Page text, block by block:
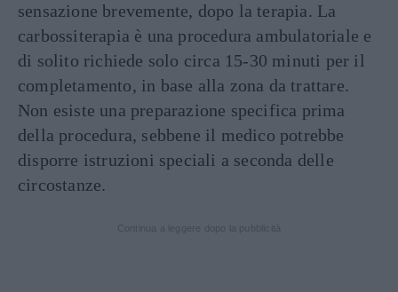
sensazione brevemente, dopo la terapia. La
carbossiterapia è una procedura ambulatoriale e
di solito richiede solo circa 15-30 minuti per il
completamento, in base alla zona da trattare.
Non esiste una preparazione specifica prima
della procedura, sebbene il medico potrebbe
disporre istruzioni speciali a seconda delle
circostanze.